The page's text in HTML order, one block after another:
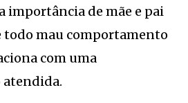
importância de mãe e pai
todo mau comportamento
com uma
atendida.